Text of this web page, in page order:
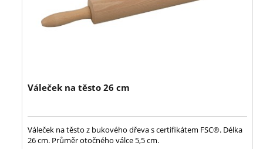
Váleček na těsto 26 cm
Váleček na těsto z bukového dřeva s certifikátem FSC®. Délka
26 cm. Průměr otočného válce 5,5 cm.